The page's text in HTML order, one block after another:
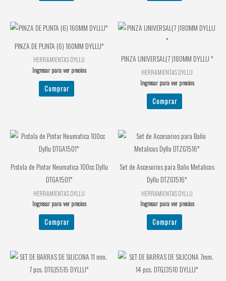
PINZA DE PUNTA (6) 160MM DYLLU*
HERRAMIENTAS DYLLU
Ingresar para ver precios
Comprar
PINZA UNIVERSAL(7 )180MM DYLLU *
HERRAMIENTAS DYLLU
Ingresar para ver precios
Comprar
Pistola de Pintar Neumatica 100cc Dyllu
DTGA1501*
HERRAMIENTAS DYLLU
Ingresar para ver precios
Comprar
Set de Accesorios para Baño Metalicos
Dyllu DTZG1516*
HERRAMIENTAS DYLLU
Ingresar para ver precios
Comprar